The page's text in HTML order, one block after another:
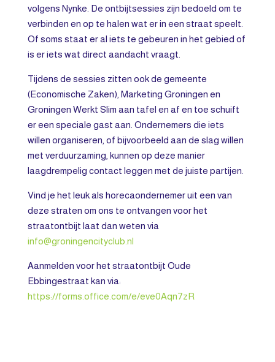
volgens Nynke. De ontbijtsessies zijn bedoeld om te
verbinden en op te halen wat er in een straat speelt.
Of soms staat er al iets te gebeuren in het gebied of
is er iets wat direct aandacht vraagt.
Tijdens de sessies zitten ook de gemeente
(Economische Zaken), Marketing Groningen en
Groningen Werkt Slim aan tafel en af en toe schuift
er een speciale gast aan. Ondernemers die iets
willen organiseren, of bijvoorbeeld aan de slag willen
met verduurzaming, kunnen op deze manier
laagdrempelig contact leggen met de juiste partijen.
Vind je het leuk als horecaondernemer uit een van
deze straten om ons te ontvangen voor het
straatontbijt laat dan weten via
info@groningencityclub.nl
Aanmelden voor het straatontbijt Oude
Ebbingestraat kan via:
https://forms.office.com/e/eve0Aqn7zR